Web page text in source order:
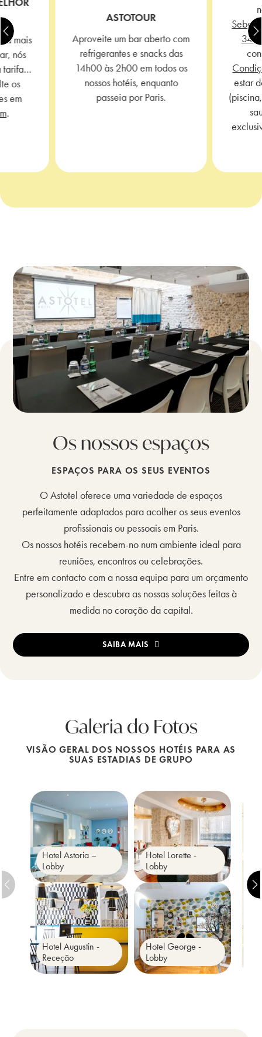
mais
nós
tarifa…
os
em
.
ASTOTOUR
Aproveite um bar aberto com
refrigerantes e snacks das
14h00 às 2h00 em todos os
nossos hotéis, enquanto
passeia por Paris.
34B
estar
Os nossos espaços
ESPAÇOS PARA OS SEUS EVENTOS
O Astotel oferece uma variedade de espaços
perfeitamente adaptados para acolher os seus eventos
profissionais ou pessoais em Paris.
Os nossos hotéis recebem-no num ambiente ideal para
reuniões, encontros ou celebrações.
Entre em contacto com a nossa equipa para um orçamento
personalizado e descubra as nossas soluções feitas à
medida no coração da capital.
SAIBA MAIS
Galeria do Fotos
VISÃO GERAL DOS NOSSOS HOTÉIS PARA AS
SUAS ESTADIAS DE GRUPO
Hotel Astoria –
Lobby
Hotel Lorette -
Lobby
Hotel Augustin -
Receção
Hotel George -
Lobby